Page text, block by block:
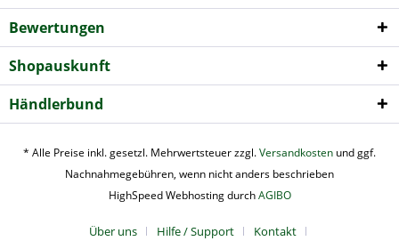
Bewertungen
Shopauskunft
Händlerbund
* Alle Preise inkl. gesetzl. Mehrwertsteuer zzgl.Versandkosten und ggf.
Nachnahmegebühren, wenn nicht anders beschrieben
HighSpeed Webhosting durchAGIBO
Über uns Hilfe / Support Kontakt